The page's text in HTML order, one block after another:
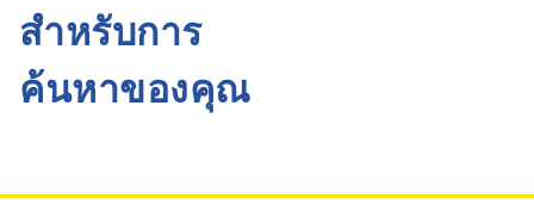
สำหรับการ
ค้นหาของคุณ